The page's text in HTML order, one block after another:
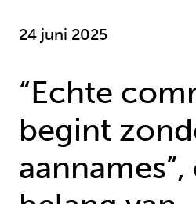
24 juni 2025
“Echte
begint